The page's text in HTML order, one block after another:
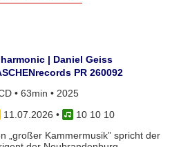
| Daniel Geiss
PR 260092
• 63min • 2025
11.07.2026 •
10 10 10
„großer Kammermusik” spricht der